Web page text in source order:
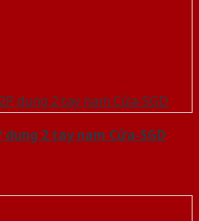
dung 2 tay nam Cửa-SGD